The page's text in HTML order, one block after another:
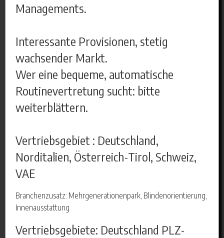
Managements.
Interessante Provisionen, stetig
wachsender Markt.
Wer eine bequeme, automatische
Routinevertretung sucht: bitte
weiterblättern.
Vertriebsgebiet : Deutschland,
Norditalien, Österreich-Tirol, Schweiz,
VAE
Branchenzusatz: Mehrgenerationenpark, Blindenorientierung,
Innenausstattung
Vertriebsgebiete: Deutschland PLZ-